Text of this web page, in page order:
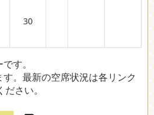
30
す。
。最新の空席状況は各リンク
さい。